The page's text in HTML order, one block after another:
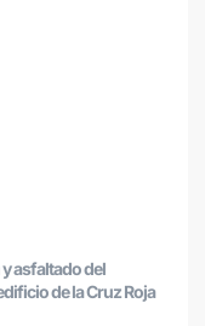
asfaltado del
de la Cruz Roja